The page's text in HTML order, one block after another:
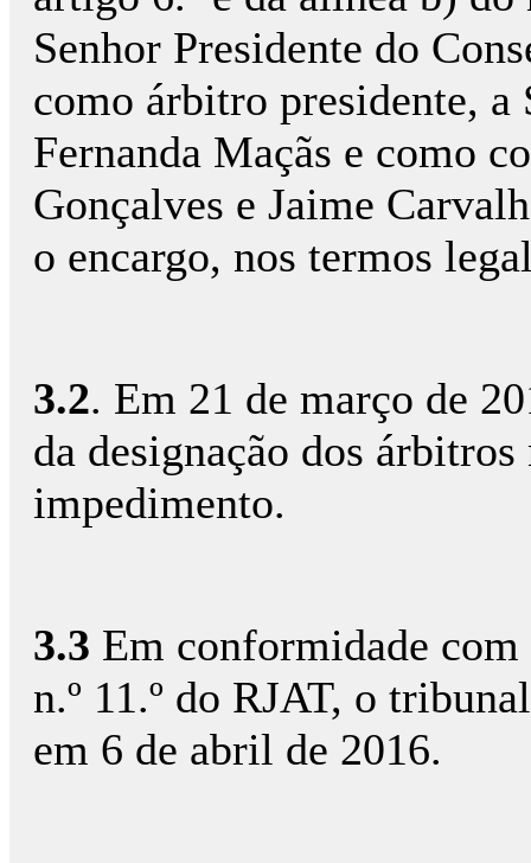
Senhor Presidente do
como árbitro presidente,
Fernanda Maçãs e como
Gonçalves e Jaime
o encargo, nos termos
3.2. Em 21 de março de
da designação dos
impedimento.
3.3 Em conformidade
n.º 11.º do RJAT, o
em 6 de abril de 2016.